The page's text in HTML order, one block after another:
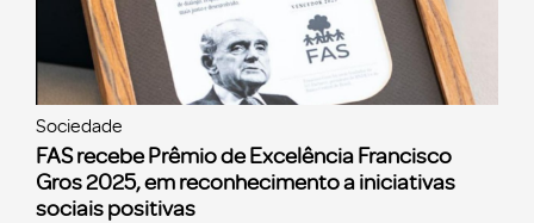
Sociedade
FAS recebe Prêmio de Excelência Francisco
Gros 2025, em reconhecimento a iniciativas
sociais positivas